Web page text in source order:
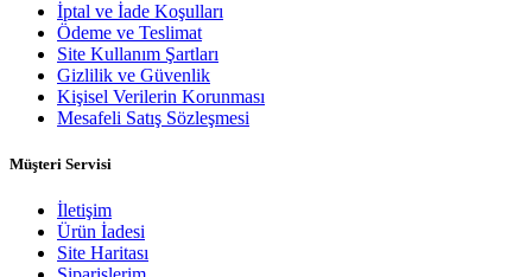
İptal ve İade Koşulları
Ödeme ve Teslimat
Site Kullanım Şartları
Gizlilik ve Güvenlik
Kişisel Verilerin Korunması
Mesafeli Satış Sözleşmesi
Müşteri Servisi
İletişim
Ürün İadesi
Site Haritası